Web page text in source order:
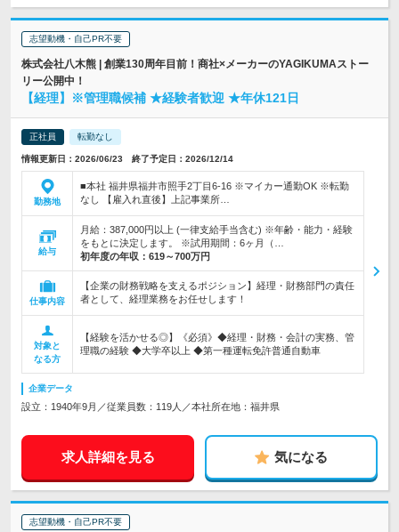
志望動機・自己PR不要
株式会社八木熊 | 創業130周年目前！商社×メーカーのYAGIKUMAストー
リー公開中！
【経理】※管理職候補 ★経験者歓迎 ★年休121日
正社員 転勤なし
情報更新日：2026/06/23 終了予定日：2026/12/14
勤務地
■本社 福井県福井市照手2丁目6-16 ※マイカー通勤OK ※転勤
なし 【雇入れ直後】上記事業所…
給与
月給：387,000円以上 (一律支給手当含む) ※年齢・能力・経験
をもとに決定します。 ※試用期間：6ヶ月（…
初年度の年収： 619～700万円
仕事内容
【企業の財務戦略を支えるポジション】経理・財務部門の責任
者として、経理業務をお任せします！
対象と
なる方
【経験を活かせる◎】《必須》◆経理・財務・会計の実務、管
理職の経験 ◆大学卒以上 ◆第一種運転免許普通自動車
企業データ
設立：1940年9月／従業員数：119人／本社所在地：福井県
求人詳細を見る 気になる
志望動機・自己PR不要